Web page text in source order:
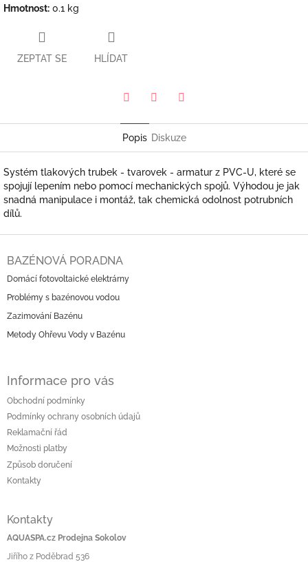
Hmotnost: 0.1 kg
ZEPTAT SE HLÍDAT
Popis Diskuze
Systém tlakových trubek - tvarovek - armatur z PVC-U, které se
spojují lepením nebo pomocí mechanických spojů. Výhodou je jak
snadná manipulace i montáž, tak chemická odolnost potrubních
dílů.
BAZÉNOVÁ PORADNA
Domácí fotovoltaické elektrárny
Problémy s bazénovou vodou
Zazimování Bazénu
Metody Ohřevu Vody v Bazénu
Informace pro vás
Obchodní podmínky
Podmínky ochrany osobních údajů
Reklamační řád
Možnosti platby
Způsob doručení
Kontakty
Kontakty
AQUASPA.cz Prodejna Sokolov
Jiřího z Poděbrad 536